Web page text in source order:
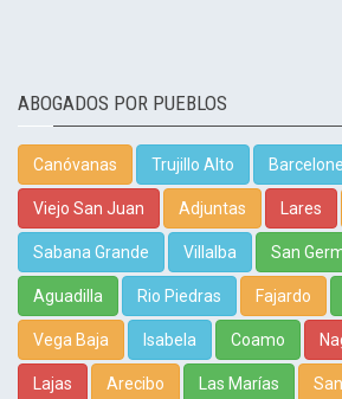
ABOGADOS POR PUEBLOS
Canóvanas Trujillo Alto
Viejo San Juan Adjuntas Lares
Sabana Grande Villalba San
Aguadilla Rio Piedras Fajardo
Vega Baja Isabela Coamo
Lajas Arecibo Las Marías